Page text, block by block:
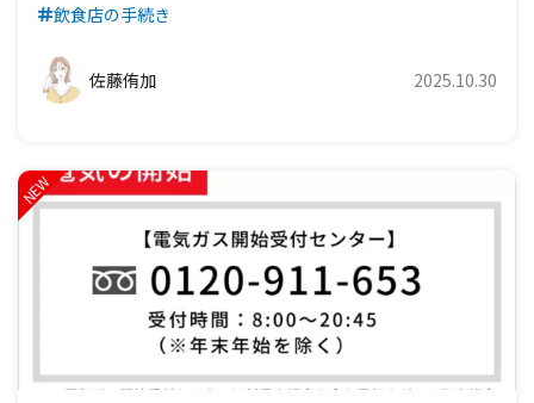
飲食店の手続き
佐藤侑加 2025.10.30